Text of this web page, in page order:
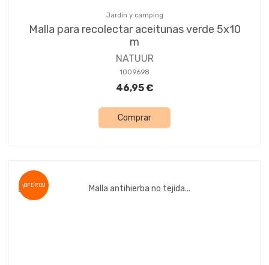
Jardín y camping
Malla para recolectar aceitunas verde 5x10
m
NATUUR
1009698
46,95 €
Comprar
¡OFERTA!